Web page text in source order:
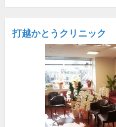
打越かとうクリニック